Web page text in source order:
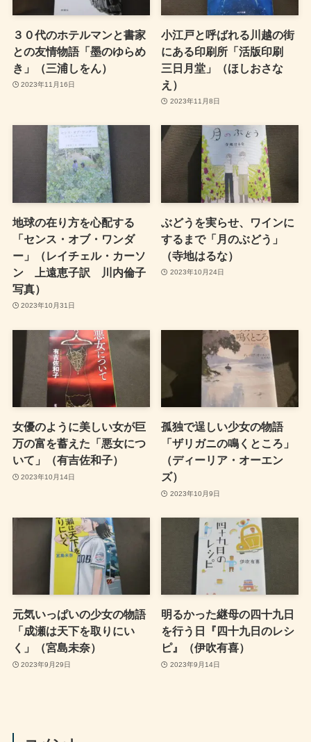
３０代のホテルマンと書家
との友情物語「墨のゆらめ
き」（三浦しをん）
2023年11月16日
小江戸と呼ばれる川越の街
にある印刷所「活版印刷
三日月堂」（ほしおさな
え）
2023年11月8日
地球の在り方を心配する
「センス・オブ・ワンダ
ー」（レイチェル・カーソ
ン 上遠恵子訳 川内倫子
写真）
2023年10月31日
ぶどうを実らせ、ワインに
するまで「月のぶどう」
（寺地はるな）
2023年10月24日
女優のように美しい女が巨
万の富を蓄えた「悪女につ
いて」（有吉佐和子）
2023年10月14日
孤独で逞しい少女の物語
「ザリガニの鳴くところ」
（ディーリア・オーエン
ズ）
2023年10月9日
元気いっぱいの少女の物語
「成瀬は天下を取りにい
く」（宮島未奈）
2023年9月29日
明るかった継母の四十九日
を行う日『四十九日のレシ
ピ』（伊吹有喜）
2023年9月14日